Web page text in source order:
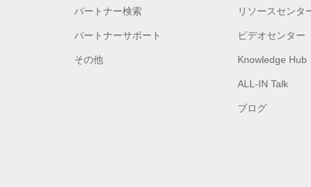
パートナー検索
パートナーサポート
その他
リソースセンタ
ビデオセンター
Knowledge Hub
ALL-IN Talk
ブログ